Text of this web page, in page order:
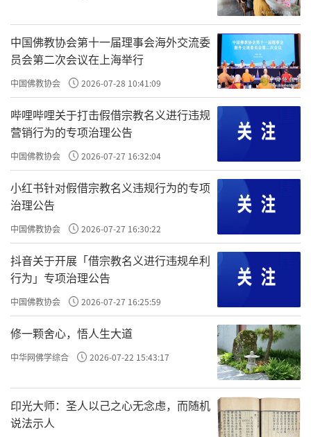
所以，“利乐有情”合起来，就是利益安乐一
切众生。
佛教认为，世界上的万事万物都不是孤立存在
的，而是相互依存、相互关联的。这就是“缘
起法”。经中说：“此有故彼有，此生故彼
生。”我们每个人的生存，都依赖于因缘的和
合和无数众生的共同成就。认识到这种紧密的
联系，自然就会产生一种责任感：主动地去利
益安乐其他众生，其实也是在帮助自己所在的
这个整体；他人得到安乐，环境才会更加和
谐，自己最终也能受益。
“利乐有情”的实践动力就是佛教的核心理念
——慈悲。“慈”是给予快乐，“悲”是拔除痛
苦。佛教教导修行者要培养“无缘大慈，同体
大悲”。这不是一种居高临下的施舍，而是认
识到自己与他人本是一体，他人的痛苦就是我
的痛苦，因此自然而然地想去帮助。就像你的
中国佛教协会第十一届理事会海外交流委
员会第二次会议在上海举行
中国佛教协会 2026-07-28 10:41:09
哔哩哔哩关于打击假借宗教名义进行违规
营销行为的专项治理公告
中国佛教协会 2026-07-27 16:32:04
小红书针对假借宗教名义违规行为的专项
治理公告
中国佛教协会 2026-07-27 16:30:22
抖音关于开展「借宗教名义进行违规牟利
行为」专项治理公告
中国佛教协会 2026-07-27 16:25:59
修一颗舍心，悟人生大道
中华网佛学综合 2026-07-22 15:43:17
印光大师：圣人以己之心无念虑，而随机
说法示人